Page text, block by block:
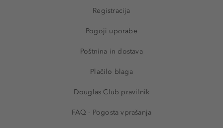
Registracija
Pogoji uporabe
Poštnina in dostava
Plačilo blaga
Douglas Club pravilnik
FAQ - Pogosta vprašanja